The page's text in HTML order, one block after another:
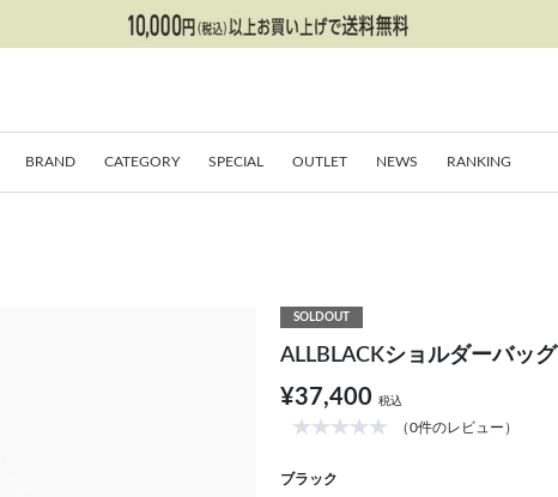
BRAND CATEGORY SPECIAL OUTLET NEWS RANKING
SOLDOUT
ALLBLACKショルダーバッグ
¥37,400 税込
（0件のレビュー）
ブラック